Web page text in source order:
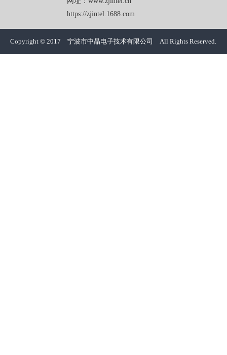
https://zjintel.1688.com
Copyright © 2017 宁波市中晶电子技术有限公司 All Rights Reserved.